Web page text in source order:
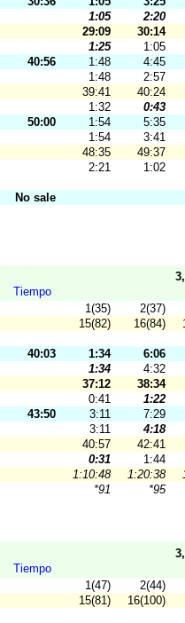
1:05
2:20
29:09
30:14
1:25
1:05
40:56 1:48
4:45
1:48
2:57
39:41
40:24
1:32
0:43
50:00 1:54
5:35
1:54
3:41
48:35
49:37
2:21
1:02
No sale
Tiempo
1(35)
2(37)
15(82)
16(84)
40:03 1:34
6:06
1:34
4:32
37:12
38:34
0:41
1:22
43:50 3:11
7:29
3:11
4:18
40:57
42:41
0:31
1:44
1:10:48
1:20:38
*91
*95
Tiempo
1(47)
2(44)
15(81)
16(100)